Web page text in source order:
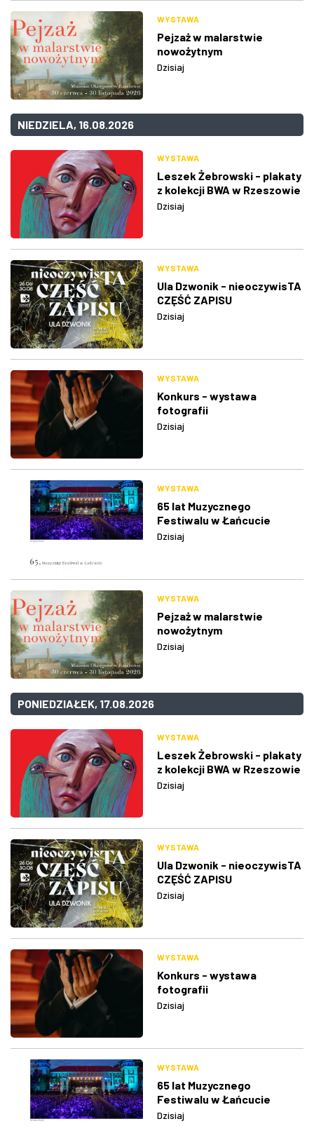
WYSTAWA
Pejzaż w malarstwie
nowożytnym
Dzisiaj
NIEDZIELA, 16.08.2026
WYSTAWA
Leszek Żebrowski - plakaty
z kolekcji BWA w Rzeszowie
Dzisiaj
WYSTAWA
Ula Dzwonik - nieoczywisTA
CZĘŚĆ ZAPISU
Dzisiaj
WYSTAWA
Konkurs - wystawa
fotografii
Dzisiaj
WYSTAWA
65 lat Muzycznego
Festiwalu w Łańcucie
Dzisiaj
WYSTAWA
Pejzaż w malarstwie
nowożytnym
Dzisiaj
PONIEDZIAŁEK, 17.08.2026
WYSTAWA
Leszek Żebrowski - plakaty
z kolekcji BWA w Rzeszowie
Dzisiaj
WYSTAWA
Ula Dzwonik - nieoczywisTA
CZĘŚĆ ZAPISU
Dzisiaj
WYSTAWA
Konkurs - wystawa
fotografii
Dzisiaj
WYSTAWA
65 lat Muzycznego
Festiwalu w Łańcucie
Dzisiaj